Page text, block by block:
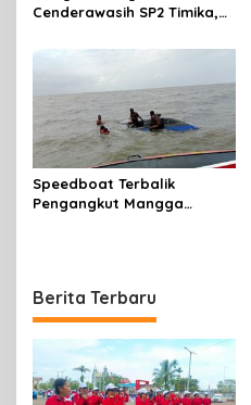
Cenderawasih SP2 Timika,
Pemicunya
Speedboat Terbalik
Pengangkut Mangga
Berita Terbaru